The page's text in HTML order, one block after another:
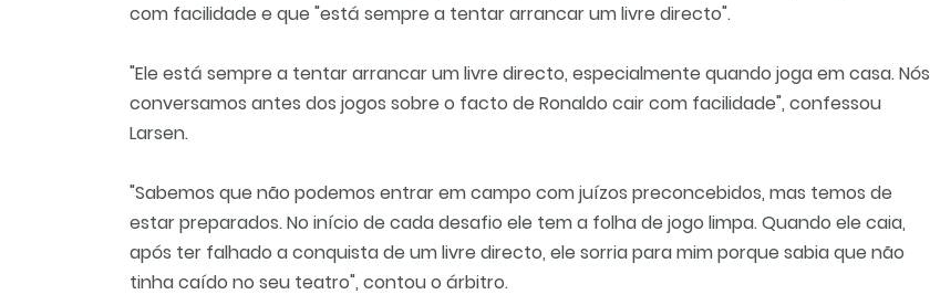
com facilidade e que "está sempre a tentar arrancar um livre directo".
"Ele está sempre a tentar arrancar um livre directo, especialmente quando joga em casa. Nós
conversamos antes dos jogos sobre o facto de Ronaldo cair com facilidade", confessou
Larsen.
"Sabemos que não podemos entrar em campo com juízos preconcebidos, mas temos de
estar preparados. No início de cada desafio ele tem a folha de jogo limpa. Quando ele caia,
após ter falhado a conquista de um livre directo, ele sorria para mim porque sabia que não
tinha caído no seu teatro", contou o árbitro.